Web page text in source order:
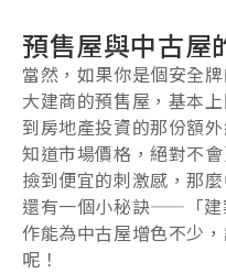
預售屋與中古屋
當然，如果你是個安全
大建商的預售屋，基本
到房地產投資的那份額
知道市場價格，絕對不
撿到便宜的刺激感，那
還有一個小秘訣——「建
作能為中古屋增色不少
呢！